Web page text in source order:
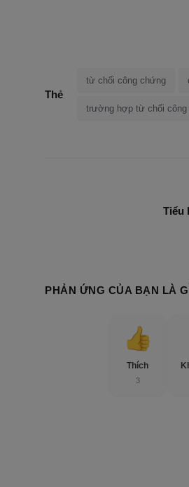
Thẻ
từ chối công chứng
trường hợp từ chối công
Tiểu
PHẢN ỨNG CỦA BẠN LÀ
Thích
3